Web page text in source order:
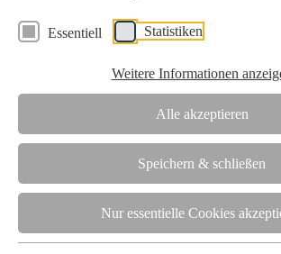
Essentiell Statistiken
Weitere Informationen
Alle akzeptieren
Speichern & schließen
Nur essentielle Cookies
Verein
Wir unterstützen die Interessen der Holzbranche
Zusammenarbeit mit Wissenschaft und
Die Holzforschung Austria ist akkreditierte
Team
Unsere gesamte Kompetenz ist in unseren
gebündelt